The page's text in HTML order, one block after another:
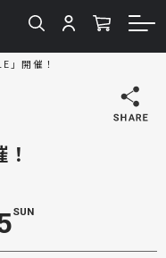
」開催！
SUN